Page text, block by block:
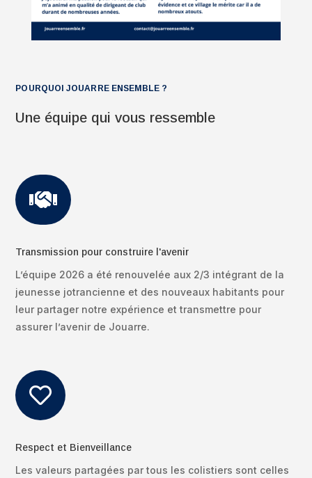
POURQUOI JOUARRE ENSEMBLE ?
Une équipe qui vous ressemble

Transmission pour construire l'avenir
L’équipe 2026 a été renouvelée aux 2/3 intégrant de la
jeunesse jotrancienne et des nouveaux habitants pour
leur partager notre expérience et transmettre pour
assurer l’avenir de Jouarre.

Respect et Bienveillance
Les valeurs partagées par tous les colistiers sont celles